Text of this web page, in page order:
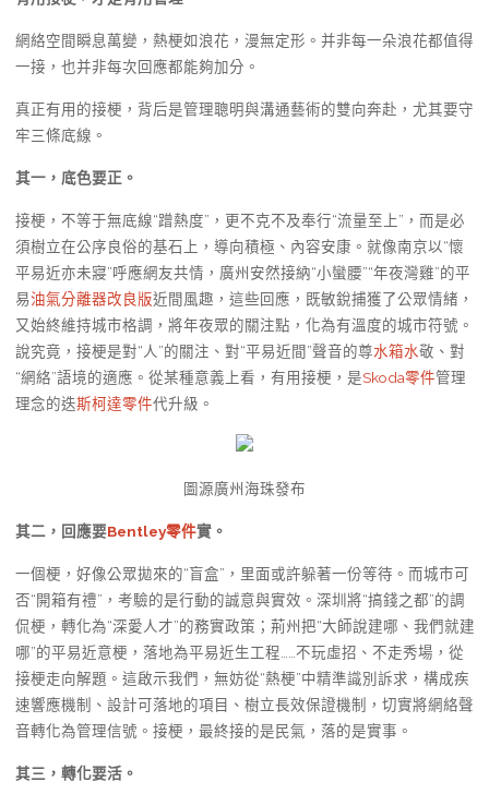
網絡空間瞬息萬變，熱梗如浪花，漫無定形。并非每一朵浪花都值得
一接，也并非每次回應都能夠加分。
真正有用的接梗，背后是管理聰明與溝通藝術的雙向奔赴，尤其要守
牢三條底線。
其一，底色要正。
接梗，不等于無底線“蹭熱度”，更不克不及奉行“流量至上”，而是必
須樹立在公序良俗的基石上，導向積極、內容安康。就像南京以“懷
平易近亦未寢”呼應網友共情，廣州安然接納“小蠻腰”“年夜灣雞”的平
易油氣分離器改良版近間風趣，這些回應，既敏銳捕獲了公眾情緒，
又始終維持城市格調，將年夜眾的關注點，化為有溫度的城市符號。
說究竟，接梗是對“人”的關注、對“平易近間”聲音的尊水箱水敬、對
“網絡”語境的適應。從某種意義上看，有用接梗，是Skoda零件管理
理念的迭斯柯達零件代升級。
圖源廣州海珠發布
其二，回應要Bentley零件實。
一個梗，好像公眾拋來的“盲盒”，里面或許躲著一份等待。而城市可
否“開箱有禮”，考驗的是行動的誠意與實效。深圳將“搞錢之都”的調
侃梗，轉化為“深愛人才”的務實政策；荊州把“大師說建哪、我們就建
哪”的平易近意梗，落地為平易近生工程……不玩虛招、不走秀場，從
接梗走向解題。這啟示我們，無妨從“熱梗”中精準識別訴求，構成疾
速響應機制、設計可落地的項目、樹立長效保證機制，切實將網絡聲
音轉化為管理信號。接梗，最終接的是民氣，落的是實事。
其三，轉化要活。